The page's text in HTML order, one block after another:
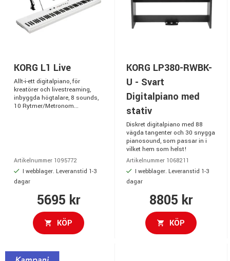
KORG L1 Live
Allt-i-ett digitalpiano, för
kreatörer och livestreaming,
inbyggda högtalare, 8 sounds,
10 Rytmer/Metronom...
Artikelnummer 1095772
I webblager. Leveranstid 1-3
dagar
5695 kr
KÖP
KORG LP380-RWBK-
U - Svart
Digitalpiano med
stativ
Diskret digitalpiano med 88
vägda tangenter och 30 snygga
pianosound, som passar in i
vilket hem som helst!
Artikelnummer 1068211
I webblager. Leveranstid 1-3
dagar
8805 kr
KÖP